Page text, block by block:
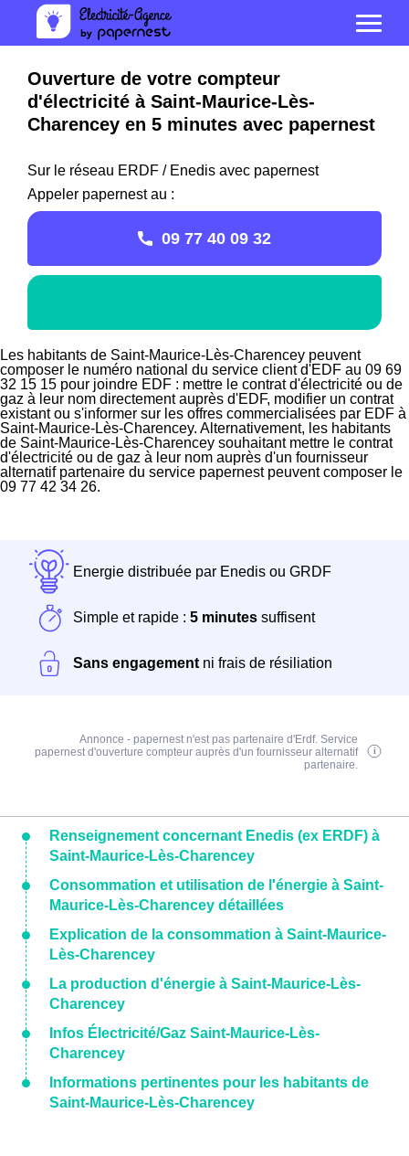
Ouverture de votre compteur
d'électricité à Saint-Maurice-Lès-
Charencey en 5 minutes avec papernest
Sur le réseau ERDF / Enedis avec papernest
Appeler papernest au :
09 77 40 09 32
Les habitants de Saint-Maurice-Lès-Charencey peuvent
composer le numéro national du service client d'EDF au 09 69
32 15 15 pour joindre EDF : mettre le contrat d'électricité ou de
gaz à leur nom directement auprès d'EDF, modifier un contrat
existant ou s'informer sur les offres commercialisées par EDF à
Saint-Maurice-Lès-Charencey. Alternativement, les habitants
de Saint-Maurice-Lès-Charencey souhaitant mettre le contrat
d'électricité ou de gaz à leur nom auprès d'un fournisseur
alternatif partenaire du service papernest peuvent composer le
09 77 42 34 26.
Energie distribuée par Enedis ou GRDF
Simple et rapide : 5 minutes suffisent
Sans engagement ni frais de résiliation
Annonce - papernest n'est pas partenaire d'Erdf. Service
papernest d'ouverture compteur auprès d'un fournisseur alternatif
partenaire.
Renseignement concernant Enedis (ex ERDF) à
Saint-Maurice-Lès-Charencey
Consommation et utilisation de l'énergie à Saint-
Maurice-Lès-Charencey détaillées
Explication de la consommation à Saint-Maurice-
Lès-Charencey
La production d'énergie à Saint-Maurice-Lès-
Charencey
Infos Électricité/Gaz Saint-Maurice-Lès-
Charencey
Informations pertinentes pour les habitants de
Saint-Maurice-Lès-Charencey